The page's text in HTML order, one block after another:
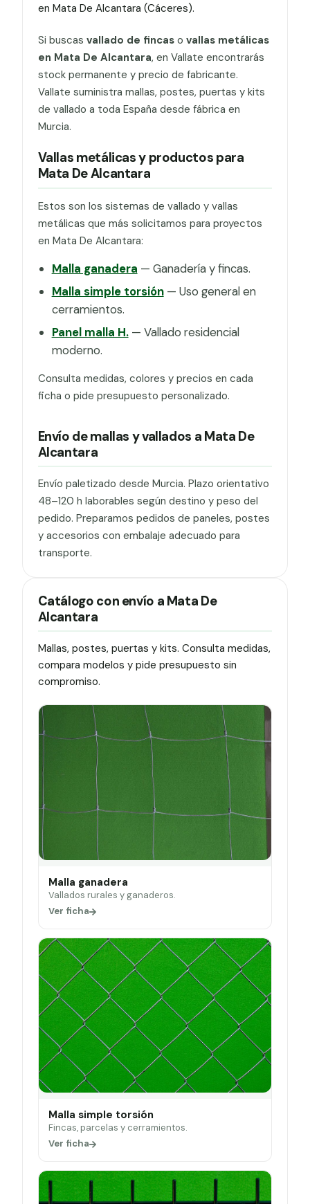
en Mata De Alcantara (Cáceres).
Si buscas vallado de fincaso vallas metálicas
en Mata De Alcantara, en Vallate encontrarás
stock permanente y precio de fabricante.
Vallate suministra mallas, postes, puertas y kits
de vallado a toda España desde fábrica en
Murcia.
Vallas metálicas y productos para
Mata De Alcantara
Estos son los sistemas de vallado y vallas
metálicas que más solicitamos para proyectos
en Mata De Alcantara:
Malla ganadera — Ganadería y fincas.
Malla simple torsión— Uso general en
cerramientos.
Panel malla H.— Vallado residencial
moderno.
Consulta medidas, colores y precios en cada
ficha o pide presupuesto personalizado.
Envío de mallas y vallados a Mata De
Alcantara
Envío paletizado desde Murcia. Plazo orientativo
48–120 h laborables según destino y peso del
pedido. Preparamos pedidos de paneles, postes
y accesorios con embalaje adecuado para
transporte.
Catálogo con envío a Mata De
Alcantara
Mallas, postes, puertas y kits. Consulta medidas,
compara modelos y pide presupuesto sin
compromiso.
Malla ganadera
Vallados rurales y ganaderos.
Ver ficha
Malla simple torsión
Fincas, parcelas y cerramientos.
Ver ficha